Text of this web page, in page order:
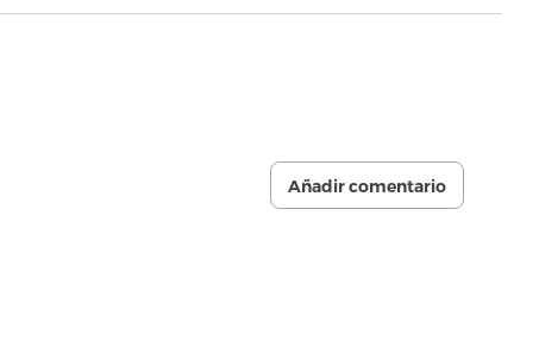
Añadir comentario